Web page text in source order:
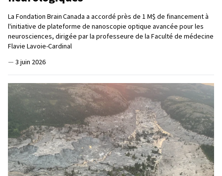
La Fondation Brain Canada a accordé près de 1 M$ de financement à
l'initiative de plateforme de nanoscopie optique avancée pour les
neurosciences, dirigée par la professeure de la Faculté de médecine
Flavie Lavoie-Cardinal
— 3 juin 2026